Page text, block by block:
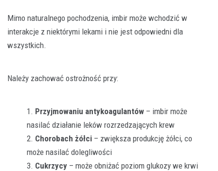
Mimo naturalnego pochodzenia, imbir może wchodzić w
interakcje z niektórymi lekami i nie jest odpowiedni dla
wszystkich.
Należy zachować ostrożność przy:
Przyjmowaniu antykoagulantów – imbir może
nasilać działanie leków rozrzedzających krew
Chorobach żółci – zwiększa produkcję żółci, co
może nasilać dolegliwości
Cukrzycy – może obniżać poziom glukozy we krwi